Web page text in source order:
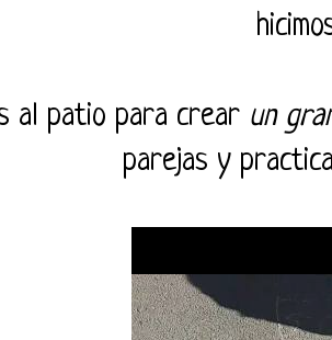
al patio para crear un
parejas y